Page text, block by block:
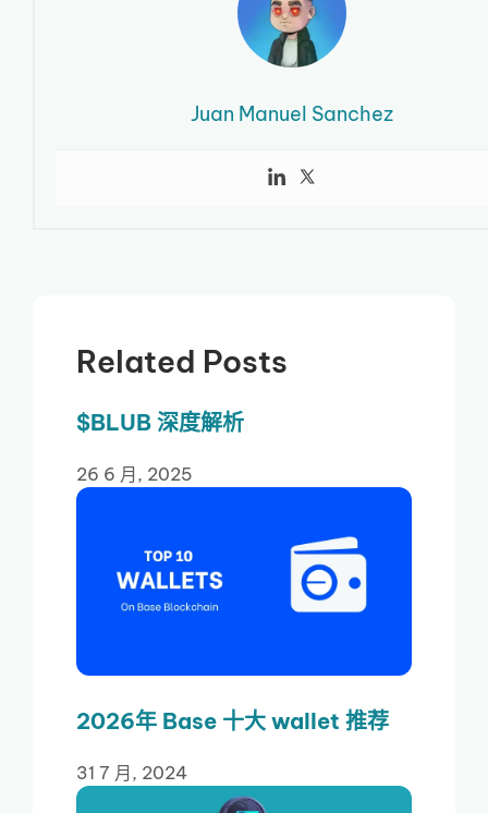
Juan Manuel Sanchez
Related Posts
$BLUB 深度解析
26 6 月, 2025
2026年 Base 十大 wallet 推荐
31 7 月, 2024